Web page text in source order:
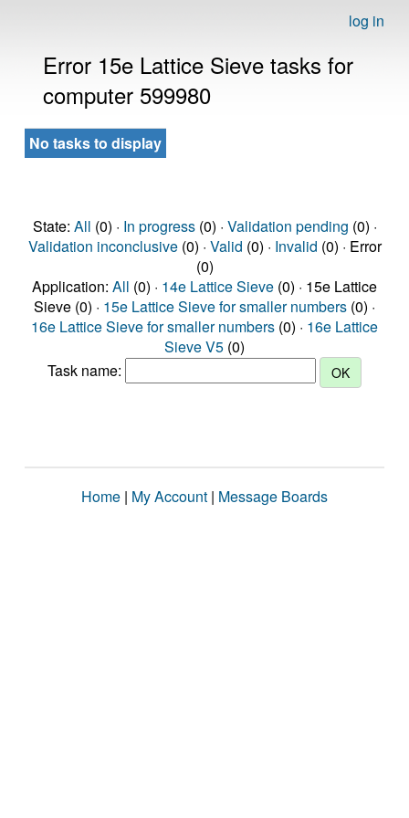
log in
Error 15e Lattice Sieve tasks for
computer 599980
No tasks to display
State: All (0) · In progress(0) · Validation pending (0) ·
Validation inconclusive(0) · Valid (0) · Invalid (0) · Error
(0)
Application: All (0) · 14e Lattice Sieve (0) · 15e Lattice
Sieve (0) · 15e Lattice Sieve for smaller numbers (0) ·
16e Lattice Sieve for smaller numbers (0) · 16e Lattice
Sieve V5 (0)
Task name:
Home | My Account | Message Boards